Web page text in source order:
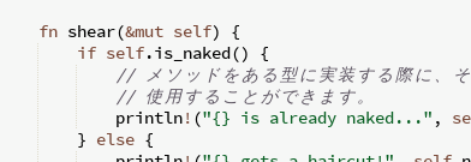
fn shear(&mut self)
{
if self.is_naked()
{
// メ ソ ッ ド をあ る 型に 実装 す る際に 、 そ
// 使用 す る こ と がで き ま す。
    println
! ("{} is already naked..." ,
} else {